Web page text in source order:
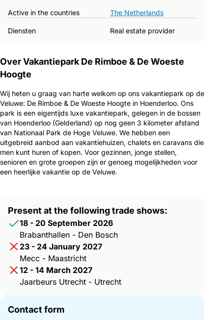
Active in the countries The Netherlands
Diensten Real estate provider
Over Vakantiepark De Rimboe & De Woeste
Hoogte
Wij heten u graag van harte welkom op ons vakantiepark op de
Veluwe: De Rimboe & De Woeste Hoogte in Hoenderloo. Ons
park is een eigentijds luxe vakantiepark, gelegen in de bossen
van Hoenderloo (Gelderland) op nog geen 3 kilometer afstand
van Nationaal Park de Hoge Veluwe. We hebben een
uitgebreid aanbod aan vakantiehuizen, chalets en caravans die
men kunt huren of kopen. Voor gezinnen, jonge stellen,
senioren en grote groepen zijn er genoeg mogelijkheden voor
een heerlijke vakantie op de Veluwe.
Present at the following trade shows:
18 - 20 September 2026
Brabanthallen - Den Bosch
23 - 24 January 2027
Mecc - Maastricht
12 - 14 March 2027
Jaarbeurs Utrecht - Utrecht
Contact form